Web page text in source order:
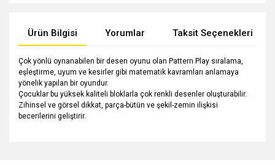
Ürün Bilgisi Yorumlar Taksit Seçenekleri
Çok yönlü oynanabilen bir desen oyunu olan Pattern Play sıralama,
eşleştirme, uyum ve kesirler gibi matematik kavramları anlamaya
yönelik yapılan bir oyundur.
Çocuklar bu yüksek kaliteli bloklarla çok renkli desenler oluşturabilir.
Zihinsel ve görsel dikkat, parça-bütün ve şekil-zemin ilişkisi
becerilerini geliştirir.